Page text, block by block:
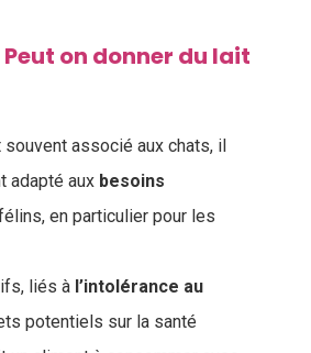
on donner du lait
associé aux chats, il
adapté aux besoins
en particulier pour les
liés à l’intolérance au
potentiels sur la santé